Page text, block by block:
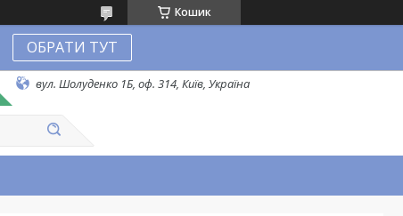
Кошик
ОБРАТИ ТУТ
вул. Шолуденко 1Б, оф. 314, Київ, Україна